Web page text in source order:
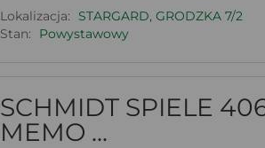
Lokalizacja:
STARGARD, GRODZKA 7/2
Stan:
Powystawowy
SCHMIDT SPIELE
MEMO ...